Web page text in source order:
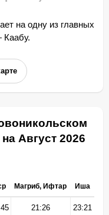
на одну из главных
Август 2026
Магриб, Ифтар Иша
21:26 23:21